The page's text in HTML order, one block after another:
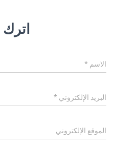
اترك
الاسم *
البريد الإلكتروني *
الموقع الإلكتروني